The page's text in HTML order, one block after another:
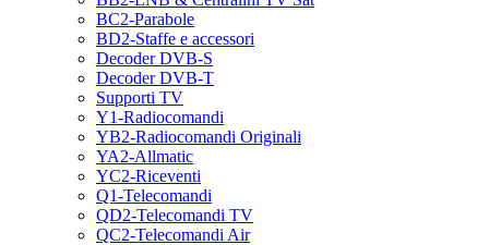
BC2-Parabole
BD2-Staffe e accessori
Decoder DVB-S
Decoder DVB-T
Supporti TV
Y1-Radiocomandi
YB2-Radiocomandi Originali
YA2-Allmatic
YC2-Riceventi
Q1-Telecomandi
QD2-Telecomandi TV
QC2-Telecomandi Air